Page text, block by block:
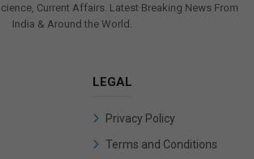
Current Affairs. Latest Breaking News From
India & Around the World.
LEGAL
Privacy Policy
Terms and Conditions